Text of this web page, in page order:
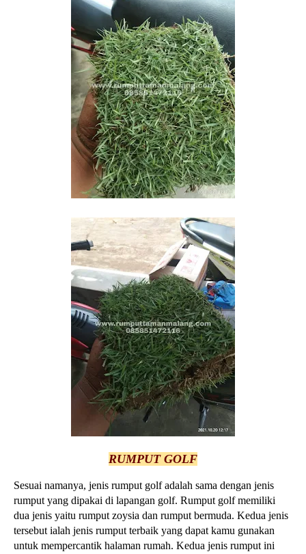
RUMPUT GOLF
Sesuai namanya, jenis rumput golf adalah sama dengan jenis
rumput yang dipakai di lapangan golf. Rumput golf memiliki
dua jenis yaitu rumput zoysia dan rumput bermuda. Kedua jenis
tersebut ialah jenis rumput terbaik yang dapat kamu gunakan
untuk mempercantik halaman rumah. Kedua jenis rumput ini